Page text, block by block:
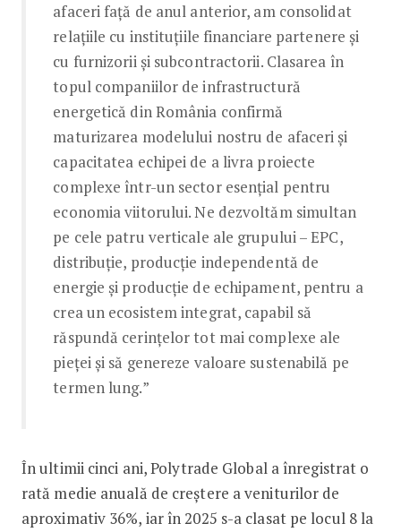
afaceri față de anul anterior, am consolidat
relațiile cu instituțiile financiare partenere și
cu furnizorii și subcontractorii. Clasarea în
topul companiilor de infrastructură
energetică din România confirmă
maturizarea modelului nostru de afaceri și
capacitatea echipei de a livra proiecte
complexe într-un sector esențial pentru
economia viitorului. Ne dezvoltăm simultan
pe cele patru verticale ale grupului – EPC,
distribuție, producție independentă de
energie și producție de echipament, pentru a
crea un ecosistem integrat, capabil să
răspundă cerințelor tot mai complexe ale
pieței și să genereze valoare sustenabilă pe
termen lung.”
În ultimii cinci ani, Polytrade Global a înregistrat o
rată medie anuală de creștere a veniturilor de
aproximativ 36%, iar în 2025 s-a clasat pe locul 8 la